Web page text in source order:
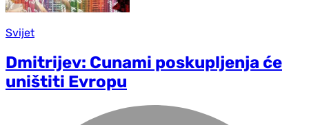
Svijet
Dmitrijev: Cunami poskupljenja će
uništiti Evropu